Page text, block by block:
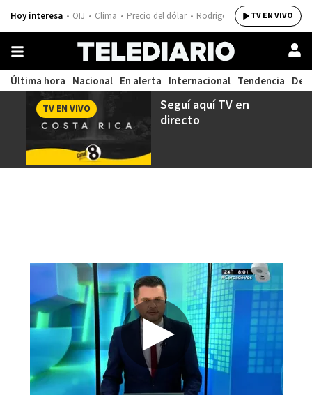
Hoy interesa OIJ Clima Precio del dólar Rodrigo ChavesTV EN VIVO
Última hora Nacional En alerta Internacional Tendencia
Seguí aquíTV en
directo
TV EN VIVO